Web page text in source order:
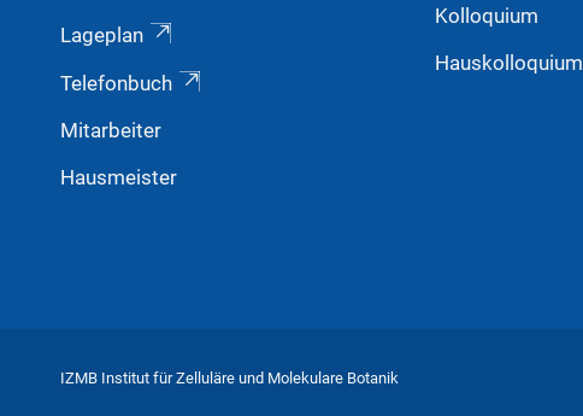
Lageplan
Telefonbuch
Mitarbeiter
Hausmeister
Kolloquium
Hauskolloquium
IZMB Institut für Zelluläre und Molekulare Botanik